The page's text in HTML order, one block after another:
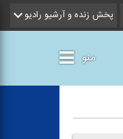
پخش زنده و آرشیو رادیو
منو